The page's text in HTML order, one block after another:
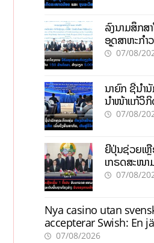
ລົງນາມສຶກສ
ອຸດສາຫະກຳ
ເປົ້າດຶງທຶນ
07/08/
ນາຍົກ ຊີ້ນຳ
ນຳໜ້າແກ້ວິກິ
ທຶນສາກົນ, ຫັ
07/08/
ຍີ່ປຸ່ນຊ່ວຍເ
ເກຣດສະໜາ
ການເຕີບໂຕ
07/08/
Nya casino utan
accepterar Swish: En
07/08/2026